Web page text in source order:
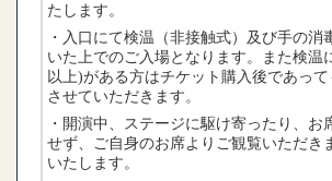
たします。
・入口にて検温（非接触式）及び手の消
いた上でのご入場となります。また検温
以上)がある方はチケット購入後であって
させていただきます。
・開演中、ステージに駆け寄ったり、お
せず、ご自身のお席よりご観覧いただき
いたします。